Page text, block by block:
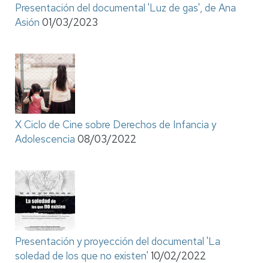
Presentación del documental 'Luz de gas', de Ana
Asión 01/03/2023
X Ciclo de Cine sobre Derechos de Infancia y
Adolescencia 08/03/2022
Presentación y proyección del documental 'La
soledad de los que no existen' 10/02/2022